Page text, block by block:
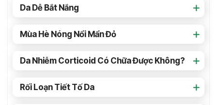
Da Dễ Bắt Nắng
Mùa Hè Nóng Nổi Mẩn Đỏ
Da Nhiễm Corticoid Có Chữa Được Không?
Rối Loạn Tiết Tố Da